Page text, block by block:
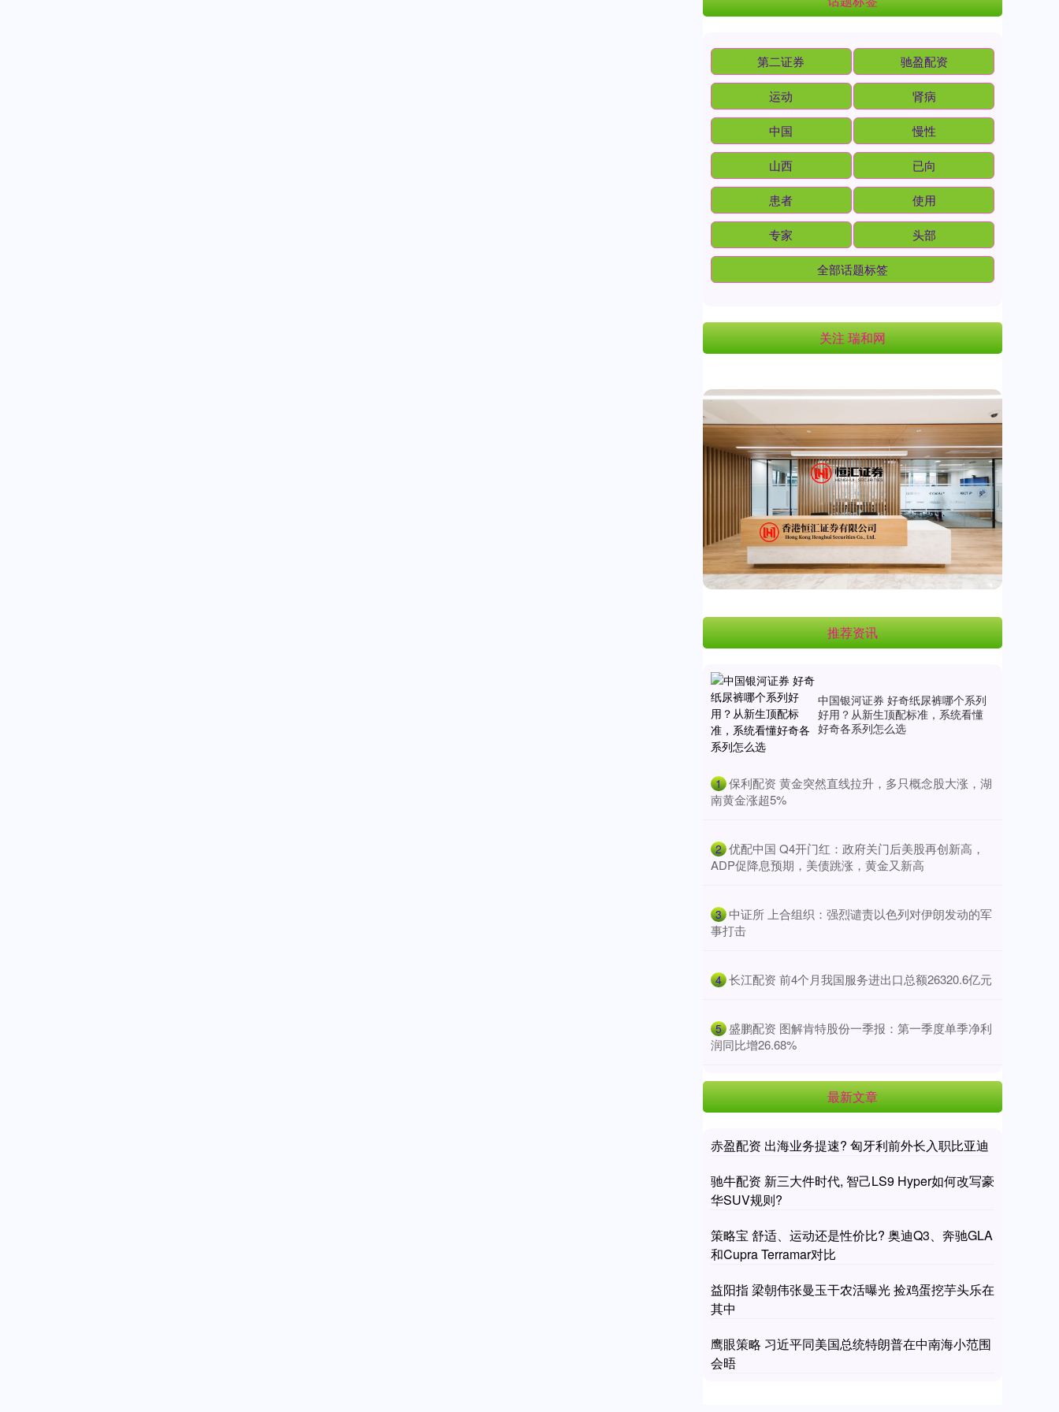
第二证券 驰盈配资
运动 肾病
中国 慢性
山西 已向
患者 使用
专家 头部
全部话题标签
关注 瑞和网
推荐资讯
中国银河证券 好奇纸尿裤哪个系列
好用？从新生顶配标准，系统看懂
好奇各系列怎么选
1 ​保利配资 黄金突然直线拉升，多只概念股大涨，湖
南黄金涨超5%
2 ​优配中国 Q4开门红：政府关门后美股再创新高，
ADP促降息预期，美债跳涨，黄金又新高
3 ​中证所 上合组织：强烈谴责以色列对伊朗发动的军
事打击
4 ​长江配资 前4个月我国服务进出口总额26320.6亿元
5 ​盛鹏配资 图解肯特股份一季报：第一季度单季净利
润同比增26.68%
最新文章
赤盈配资 出海业务提速? 匈牙利前外长入职比亚迪
驰牛配资 新三大件时代, 智己LS9 Hyper如何改写豪
华SUV规则?
策略宝 舒适、运动还是性价比? 奥迪Q3、奔驰GLA
和Cupra Terramar对比
益阳指 梁朝伟张曼玉干农活曝光 捡鸡蛋挖芋头乐在
其中
鹰眼策略 习近平同美国总统特朗普在中南海小范围
会晤